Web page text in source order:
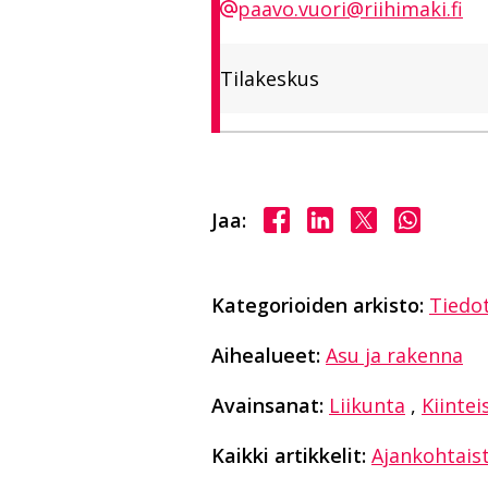
paavo.vuori@riihimaki.fi
Tilakeskus
Jaa: Jaa Facebookissa
Jaa LinkedInissä
Jaa X:ssä
Jaa
Kategorioiden arkisto:
Aihealueet: Asu ja rakenna
Avainsanat: Liikunta ,
Kaikki artikkelit: